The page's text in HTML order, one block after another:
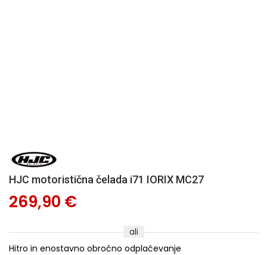
HJC motoristična čelada i71 IORIX MC27
269,90 €
ali
Hitro in enostavno obročno odplačevanje